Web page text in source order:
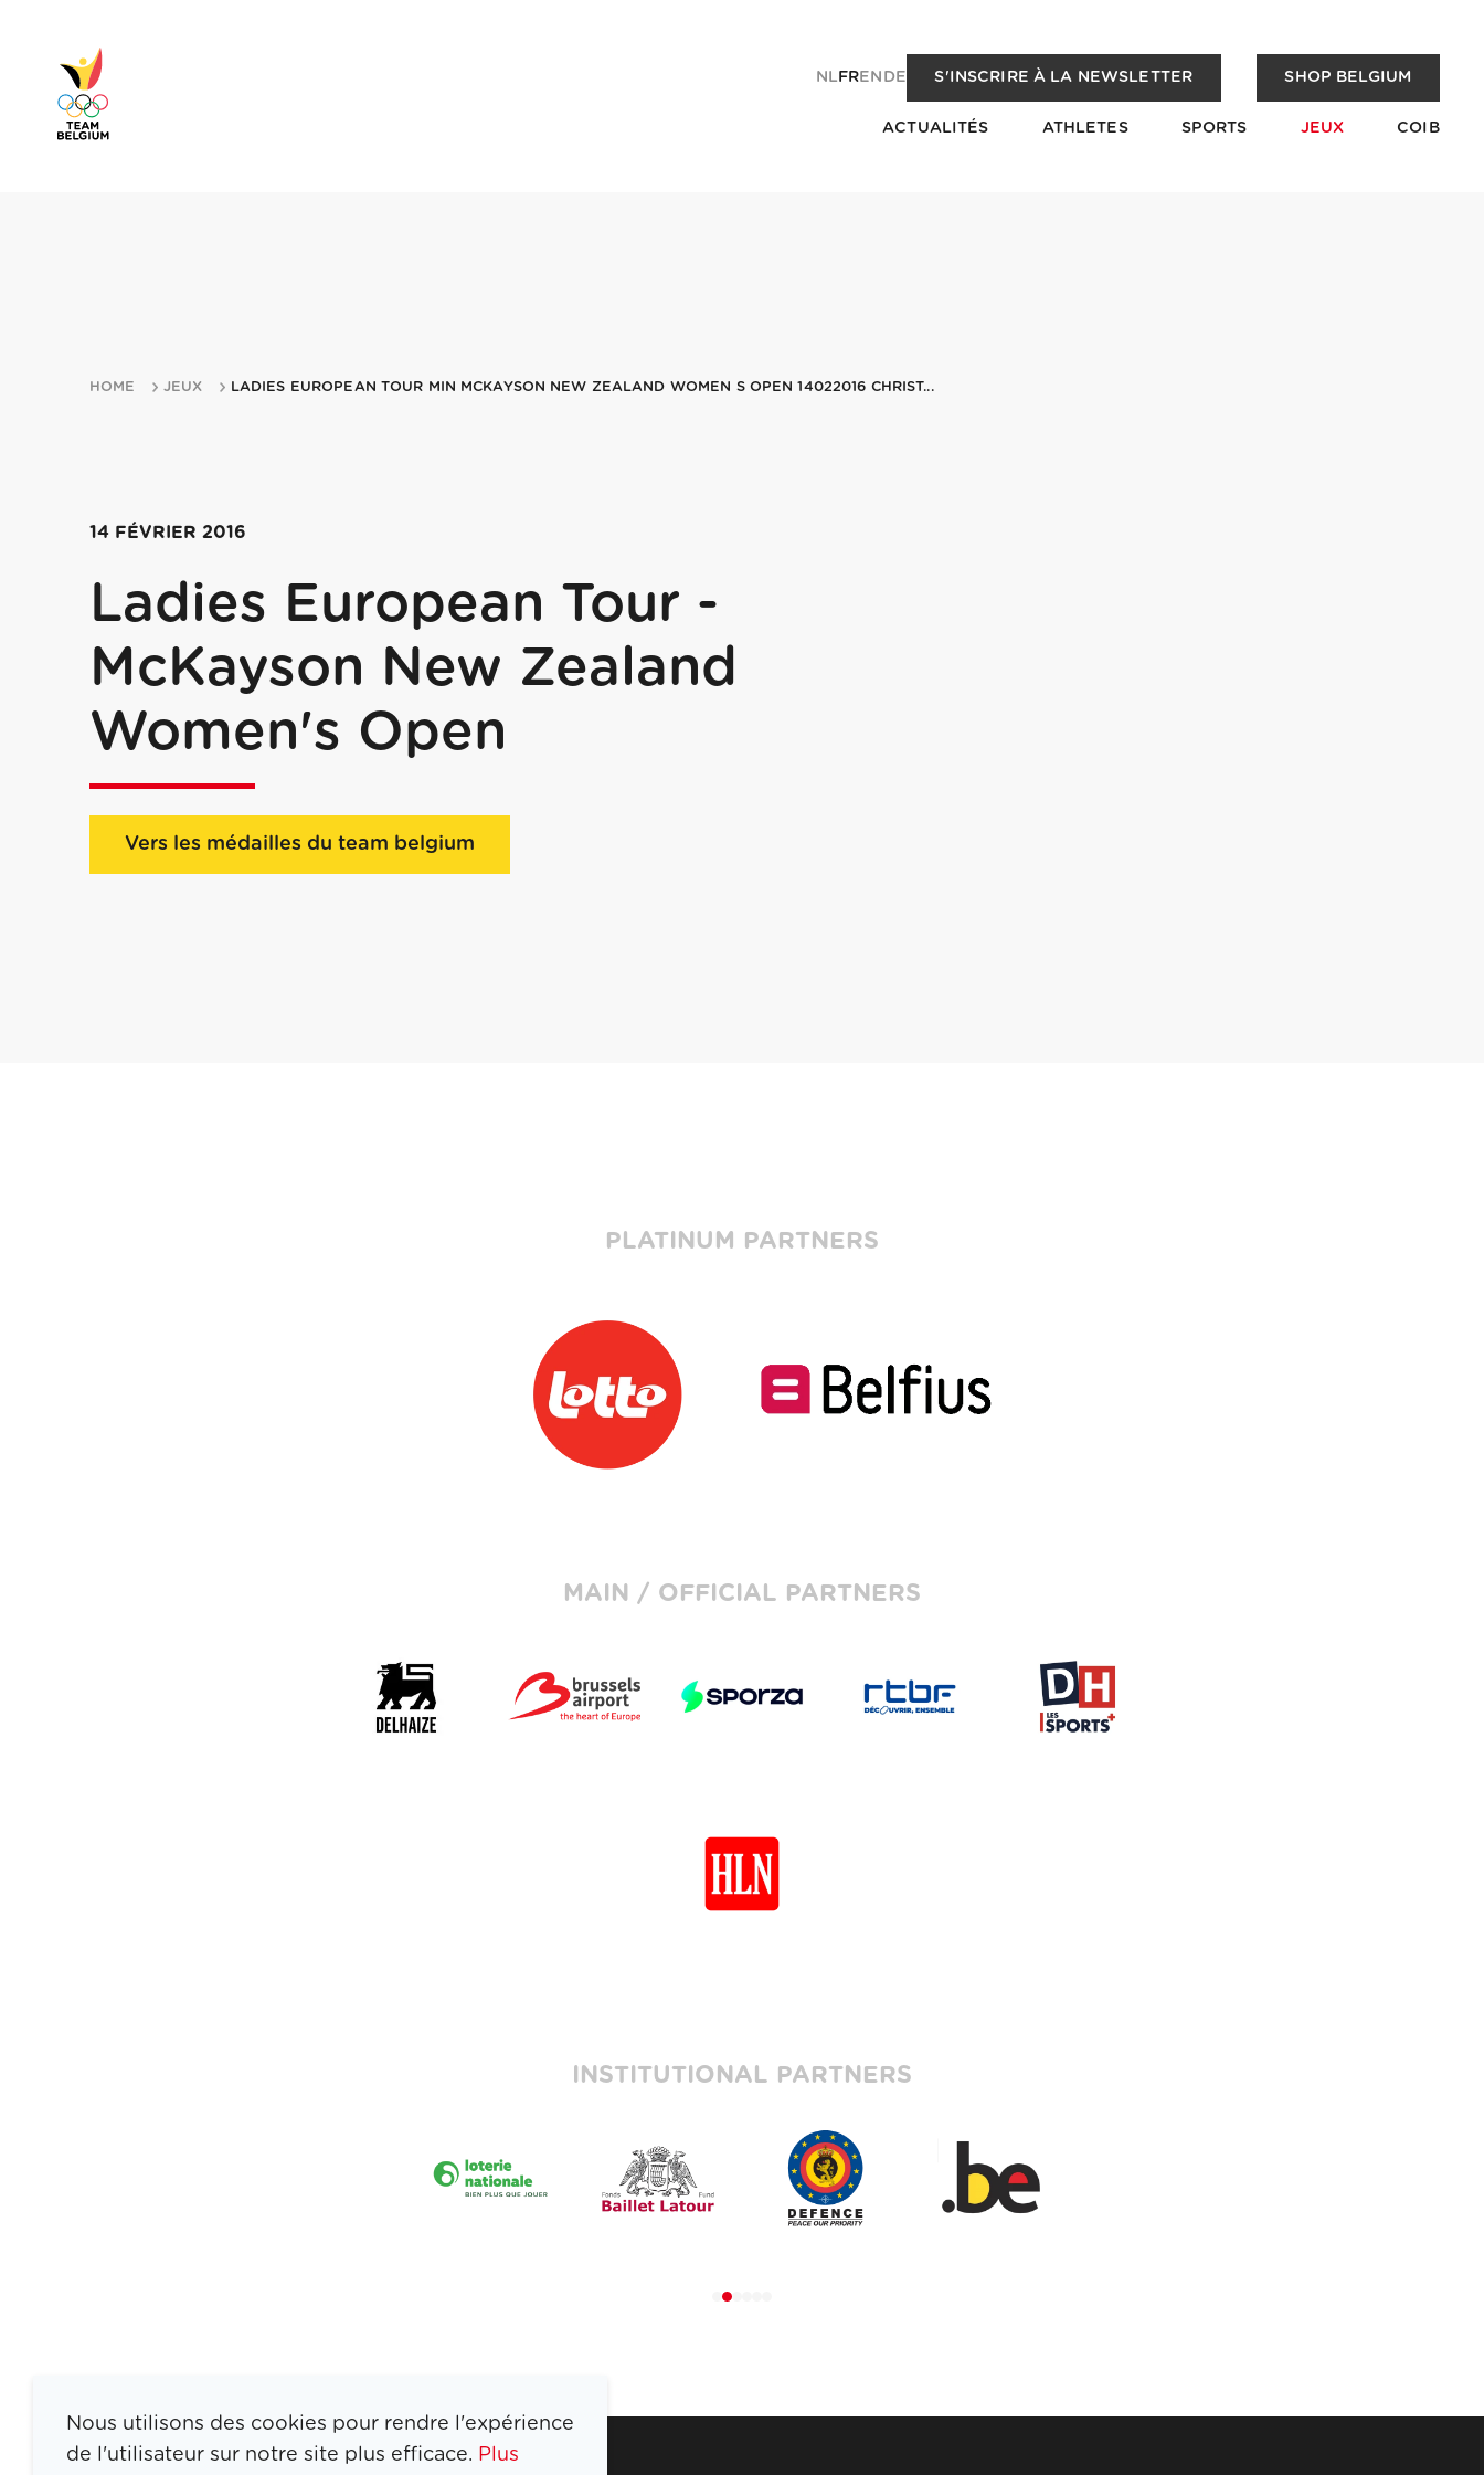
NLFREN DE S'INSCRIRE À LA NEWSLETTER SHOP BELGIUM
ACTUALITÉS ATHLETES SPORTS JEUX COIB
HOME JEUX LADIES EUROPEAN TOUR MIN MCKAYSON NEW ZEALAND WOMEN S OPEN 14022016 CHRIST...
14 FÉVRIER 2016
Ladies European Tour -
McKayson New Zealand
Women's Open
Vers les médailles du team belgium
PLATINUM PARTNERS
MAIN / OFFICIAL PARTNERS
INSTITUTIONAL PARTNERS
Nous utilisons des cookies pour rendre l'expérience
de l'utilisateur sur notre site plus efficace. Plus